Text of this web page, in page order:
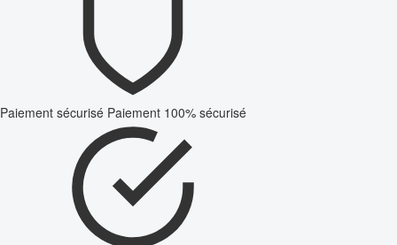
Paiement sécurisé Paiement 100% sécurisé